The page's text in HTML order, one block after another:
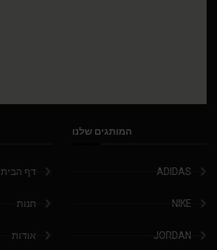
המותגים שלנו
ADIDAS
NIKE
JORDAN
דף הבית
חנות
אודות